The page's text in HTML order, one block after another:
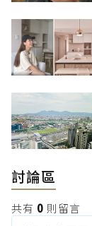
討論區
共有 0 則留言